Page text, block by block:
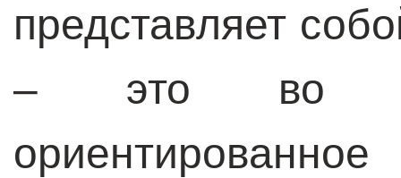
представляет
– это во